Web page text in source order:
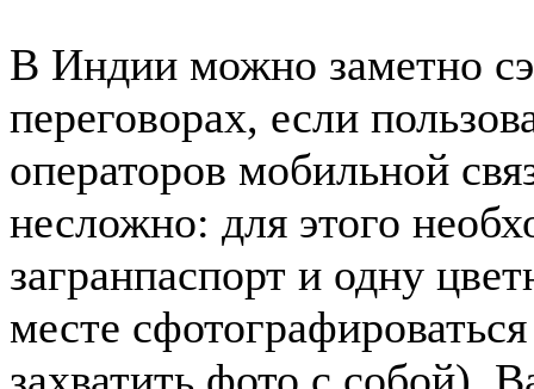
В Индии можно заметно
переговорах, если
операторов мобильной
несложно: для этого
загранпаспорт и одну
месте